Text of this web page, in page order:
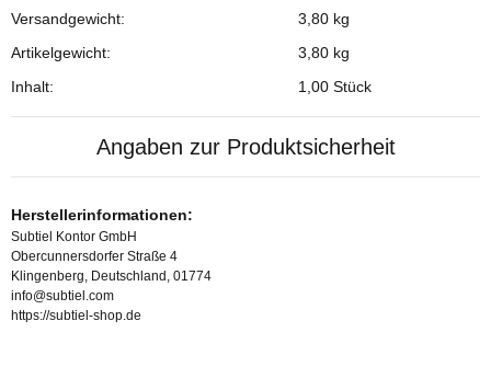
Produkteigenschaft
Wert
Versandgewicht:
3,80 kg
Artikelgewicht:
3,80 kg
Inhalt:
1,00 Stück
Angaben zur Produktsicherheit
Herstellerinformationen:
Subtiel Kontor GmbH
Obercunnersdorfer Straße 4
Klingenberg, Deutschland, 01774
info@subtiel.com
https://subtiel-shop.de